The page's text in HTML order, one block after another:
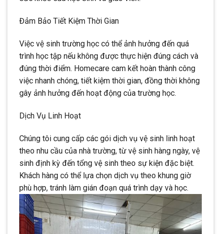
Đảm Bảo Tiết Kiệm Thời Gian
Việc vệ sinh trường học có thể ảnh hưởng đến quá
trình học tập nếu không được thực hiện đúng cách và
đúng thời điểm. Homecare cam kết hoàn thành công
việc nhanh chóng, tiết kiệm thời gian, đồng thời không
gây ảnh hưởng đến hoạt động của trường học.
Dịch Vụ Linh Hoạt
Chúng tôi cung cấp các gói dịch vụ vệ sinh linh hoạt
theo nhu cầu của nhà trường, từ vệ sinh hàng ngày, vệ
sinh định kỳ đến tổng vệ sinh theo sự kiện đặc biệt.
Khách hàng có thể lựa chọn dịch vụ theo khung giờ
phù hợp, tránh làm gián đoạn quá trình dạy và học.